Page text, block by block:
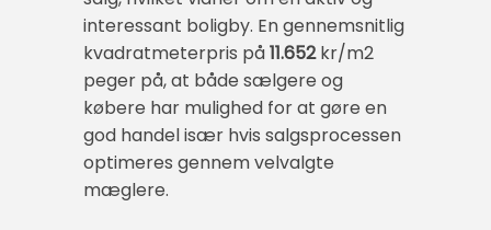
interessant boligby. En gennemsnitlig
kvadratmeterpris på11.652kr/m2
peger på, at både sælgere og
købere har mulighed for at gøre en
god handel især hvis salgsprocessen
optimeres gennem velvalgte
mæglere.